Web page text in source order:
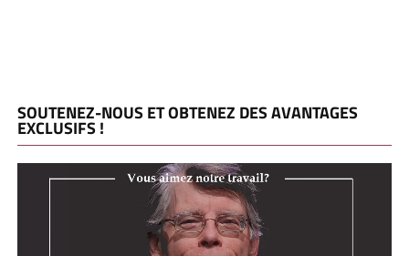
SOUTENEZ-NOUS ET OBTENEZ DES AVANTAGES
EXCLUSIFS !